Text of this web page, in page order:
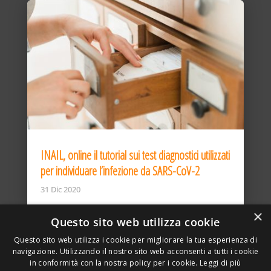
INAIL, online il tutorial sui test diagnostici utilizzati
per individuare l’infezione da SARS-CoV-2
31 Dic 2020
×
Questo sito web utilizza cookie
Questo sito web utilizza i cookie per migliorare la tua esperienza di
navigazione. Utilizzando il nostro sito web acconsenti a tutti i cookie
in conformità con la nostra policy per i cookie. Leggi di più